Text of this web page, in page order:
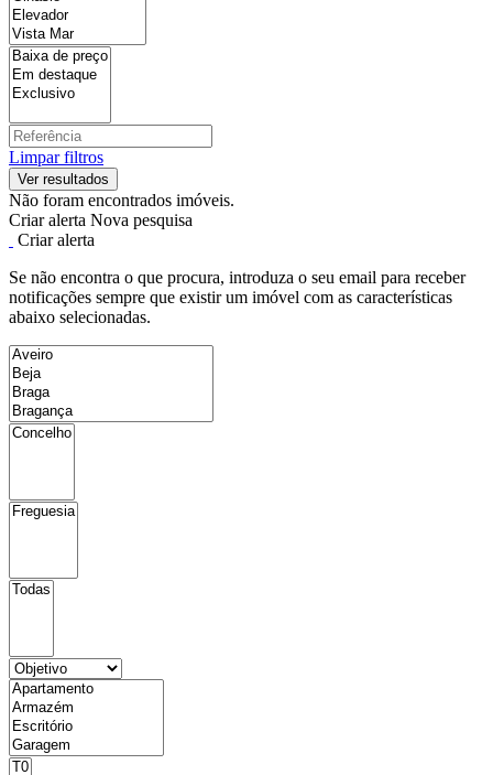
Limpar filtros
Não foram encontrados imóveis.
Criar alerta Nova pesquisa
Criar alerta
Se não encontra o que procura, introduza o seu email para receber
notificações sempre que existir um imóvel com as características
abaixo selecionadas.